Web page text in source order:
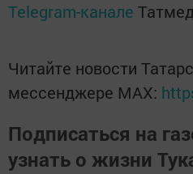
Telegram-канале
Читайте новости
мессенджере MАХ:
Подписаться на
узнать о жизни